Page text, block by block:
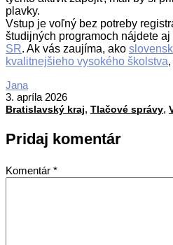
plavky.
Vstup je voľný bez potreby
študijných programoch nájdete aj
SR. Ak vás zaujíma, ako
kvalitnejšieho vysokého školstva
2026-
04-
03
Jana
3. apríla 2026
Bratislavský kraj, Tlačové správy,
Pridaj komentár
Komentár *